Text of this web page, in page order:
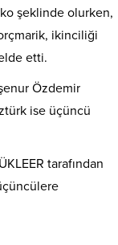
şeklinde olurken,
ikinciliği
etti.
Özdemir
ise üçüncü
tarafından